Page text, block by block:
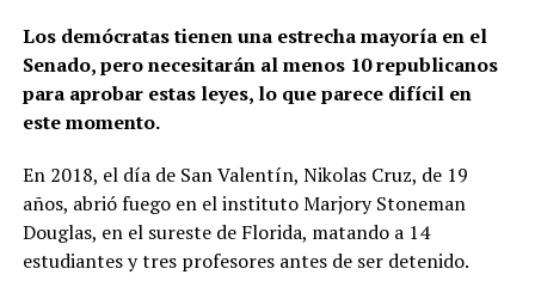
Los demócratas tienen una estrecha mayoría en el
Senado, pero necesitarán al menos 10 republicanos
para aprobar estas leyes, lo que parece difícil en
este momento.
En 2018, el día de San Valentín, Nikolas Cruz, de 19
años, abrió fuego en el instituto Marjory Stoneman
Douglas, en el sureste de Florida, matando a 14
estudiantes y tres profesores antes de ser detenido.